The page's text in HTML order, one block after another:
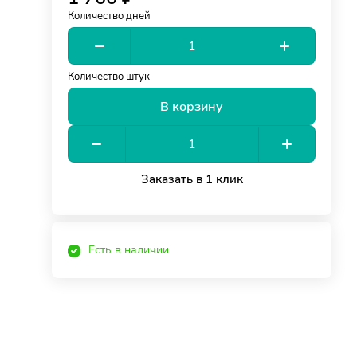
Количество дней
Количество штук
В корзину
Заказать в 1 клик
Есть в наличии